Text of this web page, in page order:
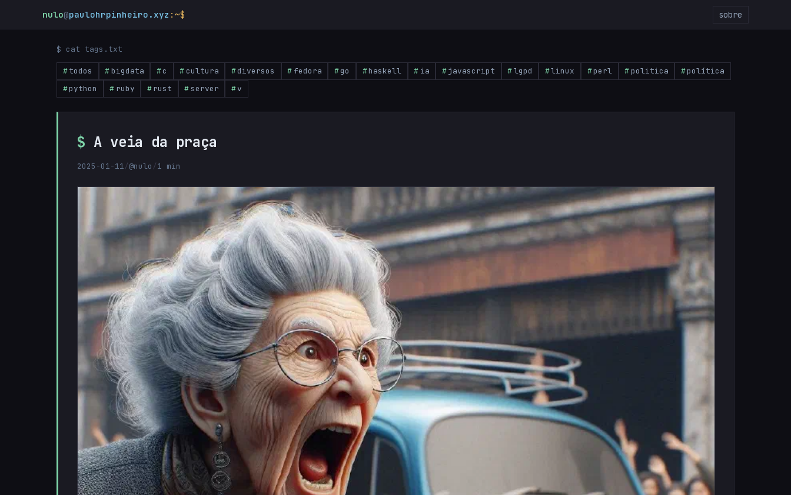
nulo@paulohrpinheiro.xyz :~$ sobre
$ cat tags.txt
todos bigdata c cultura diversos fedora go haskell ia javascript lgpd linux perl politica
política
python
ruby rust server v
A veia da praça
2025-01-11/@nulo /1 min